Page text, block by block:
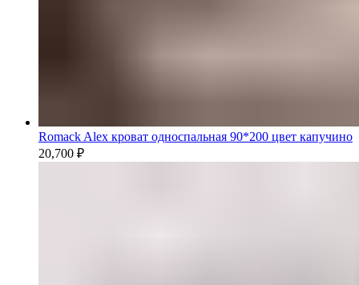
Romack Alex кроват односпальная 90*200 цвет капучино
20,700 ₽